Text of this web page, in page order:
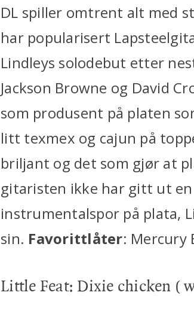
DL spiller omtrent alt med
har popularisert
Lindleys solodebut etter
Jackson Browne og David
som produsent på platen
litt texmex og cajun på
briljant og det som gjør at
gitaristen ikke har gitt ut
instrumentalspor på plata,
sin. Favorittlåter: Mercury
Little Feat: Dixie chicken (